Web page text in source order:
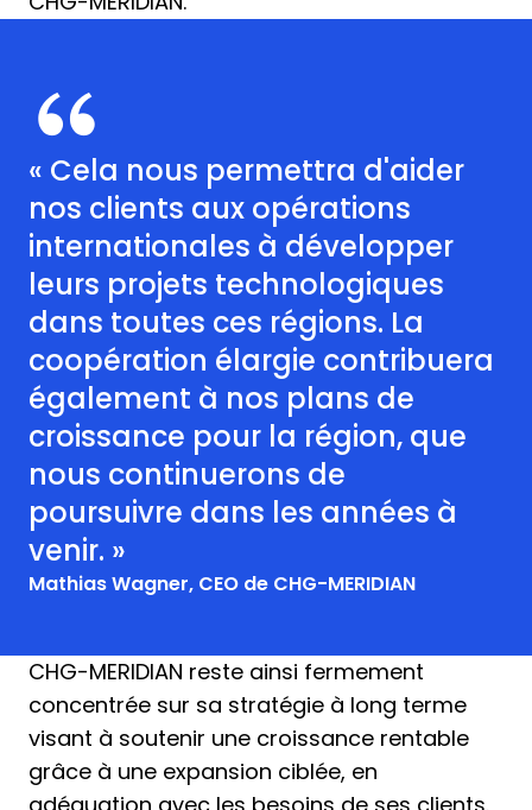
« Cela nous permettra d'aider
nos clients aux opérations
internationales à développer
leurs projets technologiques
dans toutes ces régions. La
coopération élargie contribuera
également à nos plans de
croissance pour la région, que
nous continuerons de
poursuivre dans les années à
venir. »
Mathias Wagner, CEO de CHG-MERIDIAN
CHG-MERIDIAN reste ainsi fermement
concentrée sur sa stratégie à long terme
visant à soutenir une croissance rentable
grâce à une expansion ciblée, en